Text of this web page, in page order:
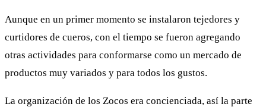
Aunque en un primer momento se instalaron tejedores y
curtidores de cueros, con el tiempo se fueron agregando
otras actividades para conformarse como un mercado de
productos muy variados y para todos los gustos.
La organización de los Zocos era concienciada, así la parte